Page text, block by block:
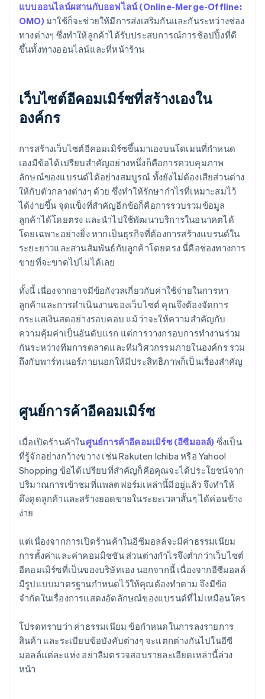
แบบออนไลน์ผสานกับออฟไลน์ (Online-Merge-Offline:
OMO)มาใช้ก็จะช่วยให้มีการส่งเสริมกันและกันระหว่างช่อง
ทางต่างๆ ซึ่งทำให้ลูกค้าได้รับประสบการณ์การช้อปปิ้งที่ดี
ขึ้นทั้งทางออนไลน์และที่หน้าร้าน
เว็บไซต์อีคอมเมิร์ซที่สร้างเองใน
องค์กร
การสร้างเว็บไซต์อีคอมเมิร์ซขึ้นมาเองบนโดเมนที่กำหนด
เองมีข้อได้เปรียบสำคัญอย่างหนึ่งก็คือการควบคุมภาพ
ลักษณ์ของแบรนด์ได้อย่างสมบูรณ์ ทั้งยังไม่ต้องเสียส่วนต่าง
ให้กับตัวกลางต่างๆ ด้วย ซึ่งทำให้รักษากำไรที่เหมาะสมไว้
ได้ง่ายขึ้น จุดแข็งที่สำคัญอีกข้อก็คือการรวบรวมข้อมูล
ลูกค้าได้โดยตรง และนำไปใช้พัฒนาบริการในอนาคตได้
โดยเฉพาะอย่างยิ่ง หากเป็นธุรกิจที่ต้องการสร้างแบรนด์ใน
ระยะยาวและสานสัมพันธ์กับลูกค้าโดยตรง นี่คือช่องทางการ
ขายที่จะขาดไปไม่ได้เลย
ทั้งนี้ เนื่องจากอาจมีข้อกังวลเกี่ยวกับค่าใช้จ่ายในการหา
ลูกค้าและการดำเนินงานของเว็บไซต์ คุณจึงต้องจัดการ
กระแสเงินสดอย่างรอบคอบ แม้ว่าจะให้ความสำคัญกับ
ความคุ้มค่าเป็นอันดับแรก แต่การวางกรอบการทำงานร่วม
กันระหว่างทีมการตลาดและทีมวิศวกรรมภายในองค์กร รวม
ถึงกับพาร์ทเนอร์ภายนอกให้มีประสิทธิภาพก็เป็นเรื่องสำคัญ
ศูนย์การค้าอีคอมเมิร์ซ
เมื่อเปิดร้านค้าในศูนย์การค้าอีคอมเมิร์ซ (อีซีมอลล์) ซึ่งเป็น
ที่รู้จักอย่างกว้างขวาง เช่น Rakuten Ichiba หรือ Yahoo!
Shopping ข้อได้เปรียบที่สำคัญก็คือคุณจะได้ประโยชน์จาก
ปริมาณการเข้าชมที่แพลตฟอร์มเหล่านี้มีอยู่แล้ว จึงทำให้
ดึงดูดลูกค้าและสร้างยอดขายในระยะเวลาสั้นๆ ได้ค่อนข้าง
ง่าย
แต่เนื่องจากการเปิดร้านค้าในอีซีมอลล์จะมีค่าธรรมเนียม
การตั้งค่าและค่าคอมมิชชัน ส่วนต่างกำไรจึงต่ำกว่าเว็บไซต์
อีคอมเมิร์ซที่เป็นของบริษัทเอง นอกจากนี้ เนื่องจากอีซีมอลล์
มีรูปแบบมาตรฐานกำหนดไว้ให้คุณต้องทำตาม จึงมีข้อ
จำกัดในเรื่องการแสดงอัตลักษณ์ของแบรนด์ที่ไม่เหมือนใคร
โปรดทราบว่า ค่าธรรมเนียม ข้อกำหนดในการลงรายการ
สินค้า และระเบียบข้อบังคับต่างๆ จะแตกต่างกันไปในอีซี
มอลล์แต่ละแห่ง อย่าลืมตรวจสอบรายละเอียดเหล่านี้ล่วง
หน้า